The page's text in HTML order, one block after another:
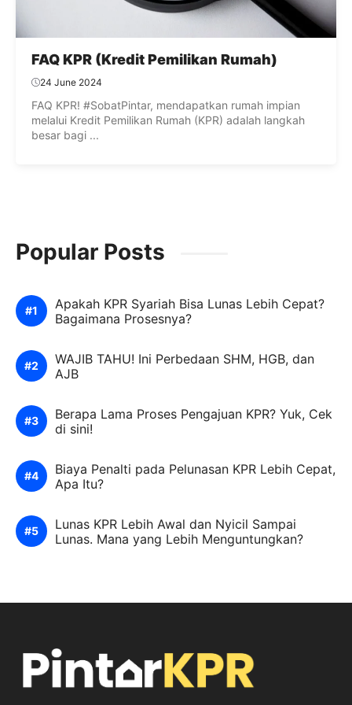
FAQ KPR (Kredit Pemilikan Rumah)
24 June 2024
FAQ KPR! #SobatPintar, mendapatkan rumah impian
melalui Kredit Pemilikan Rumah (KPR) adalah langkah
besar bagi ...
Popular Posts
Apakah KPR Syariah Bisa Lunas Lebih Cepat?
Bagaimana Prosesnya?
WAJIB TAHU! Ini Perbedaan SHM, HGB, dan
AJB
Berapa Lama Proses Pengajuan KPR? Yuk, Cek
di sini!
Biaya Penalti pada Pelunasan KPR Lebih Cepat,
Apa Itu?
Lunas KPR Lebih Awal dan Nyicil Sampai
Lunas. Mana yang Lebih Menguntungkan?